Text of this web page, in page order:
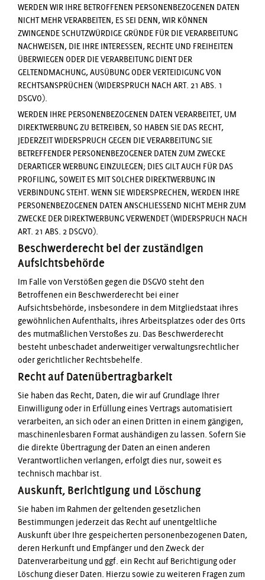
WERDEN WIR IHRE BETROFFENEN PERSONENBEZOGENEN DATEN
NICHT MEHR VERARBEITEN, ES SEI DENN, WIR KÖNNEN
ZWINGENDE SCHUTZWÜRDIGE GRÜNDE FÜR DIE VERARBEITUNG
NACHWEISEN, DIE IHRE INTERESSEN, RECHTE UND FREIHEITEN
ÜBERWIEGEN ODER DIE VERARBEITUNG DIENT DER
GELTENDMACHUNG, AUSÜBUNG ODER VERTEIDIGUNG VON
RECHTSANSPRÜCHEN (WIDERSPRUCH NACH ART. 21 ABS. 1
DSGVO).
WERDEN IHRE PERSONENBEZOGENEN DATEN VERARBEITET, UM
DIREKTWERBUNG ZU BETREIBEN, SO HABEN SIE DAS RECHT,
JEDERZEIT WIDERSPRUCH GEGEN DIE VERARBEITUNG SIE
BETREFFENDER PERSONENBEZOGENER DATEN ZUM ZWECKE
DERARTIGER WERBUNG EINZULEGEN; DIES GILT AUCH FÜR DAS
PROFILING, SOWEIT ES MIT SOLCHER DIREKTWERBUNG IN
VERBINDUNG STEHT. WENN SIE WIDERSPRECHEN, WERDEN IHRE
PERSONENBEZOGENEN DATEN ANSCHLIESSEND NICHT MEHR ZUM
ZWECKE DER DIREKTWERBUNG VERWENDET (WIDERSPRUCH NACH
ART. 21 ABS. 2 DSGVO).
Beschwerde­recht bei der zuständigen
Aufsichts­behörde
Im Falle von Verstößen gegen die DSGVO steht den
Betroffenen ein Beschwerderecht bei einer
Aufsichtsbehörde, insbesondere in dem Mitgliedstaat ihres
gewöhnlichen Aufenthalts, ihres Arbeitsplatzes oder des Orts
des mutmaßlichen Verstoßes zu. Das Beschwerderecht
besteht unbeschadet anderweitiger verwaltungsrechtlicher
oder gerichtlicher Rechtsbehelfe.
Recht auf Daten­übertrag­barkeit
Sie haben das Recht, Daten, die wir auf Grundlage Ihrer
Einwilligung oder in Erfüllung eines Vertrags automatisiert
verarbeiten, an sich oder an einen Dritten in einem gängigen,
maschinenlesbaren Format aushändigen zu lassen. Sofern Sie
die direkte Übertragung der Daten an einen anderen
Verantwortlichen verlangen, erfolgt dies nur, soweit es
technisch machbar ist.
Auskunft, Berichtigung und Löschung
Sie haben im Rahmen der geltenden gesetzlichen
Bestimmungen jederzeit das Recht auf unentgeltliche
Auskunft über Ihre gespeicherten personenbezogenen Daten,
deren Herkunft und Empfänger und den Zweck der
Datenverarbeitung und ggf. ein Recht auf Berichtigung oder
Löschung dieser Daten. Hierzu sowie zu weiteren Fragen zum